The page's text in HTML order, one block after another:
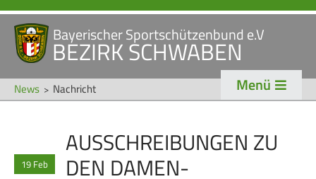
Bayerischer Sportschützenbund e.V
BEZIRK SCHWABEN
News Nachricht Menü
19 Feb
AUSSCHREIBUNGEN ZU
DEN DAMEN-
Navigation
überspringen
STARTSEITE
VERANSTALTUNGEN
NEWS
überspringen
Veranstaltungen
TRADITION
Schützentradition